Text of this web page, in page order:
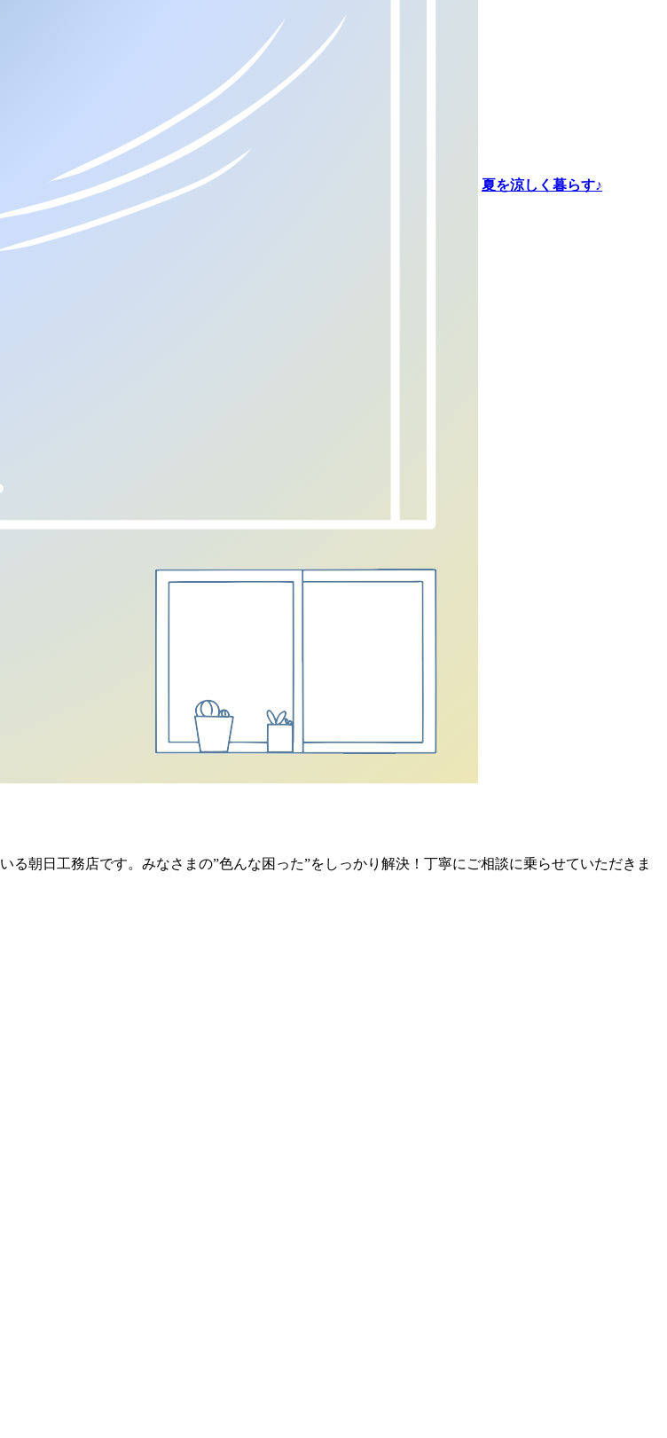
夏を涼しく暮らす♪
朝日工務店です。みなさまの”色んな困った”をしっかり解決！丁寧にご相談に乗らせていただきま